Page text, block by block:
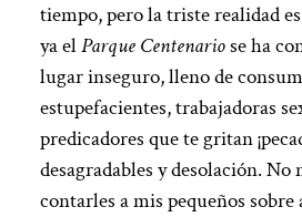
tiempo, pero la triste realidad
ya elParque Centenariose ha
lugar inseguro, lleno de
estupefacientes, trabajadoras
predicadores que te gritan
desagradables y desolación. No
contarles a mis pequeños